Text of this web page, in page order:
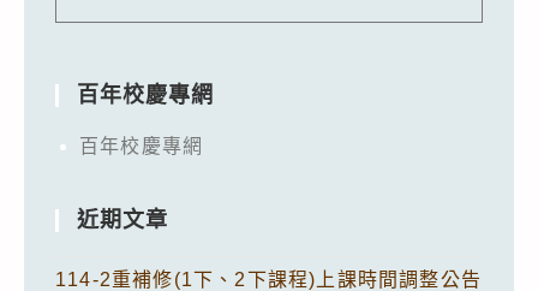
百年校慶專網
百年校慶專網
近期文章
114-2重補修(1下、2下課程)上課時間調整公告